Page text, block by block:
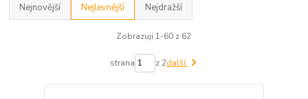
Nejnovější Nejlevnější Nejdražší
Zobrazuji 1-60 z 62
strana z 2další